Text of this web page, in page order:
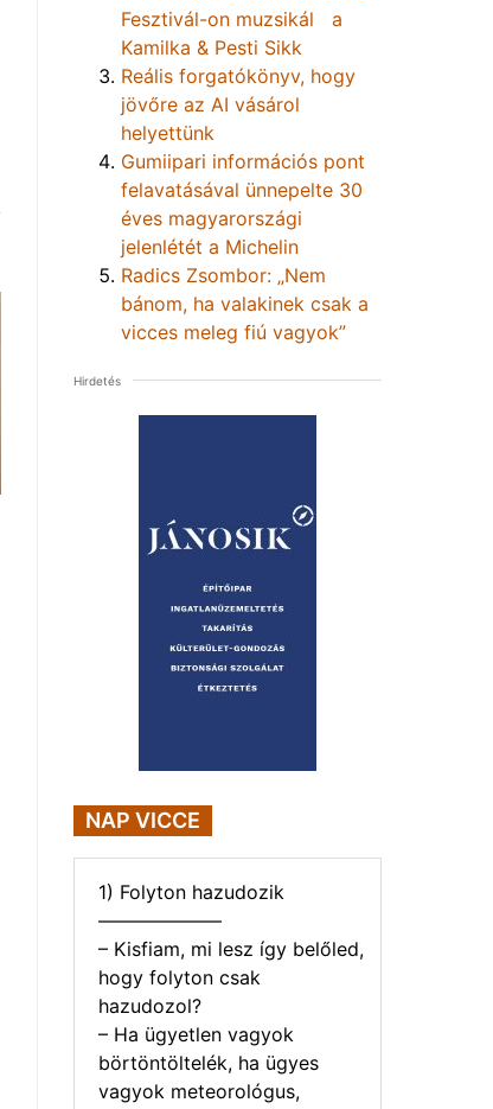
Fesztivál-on muzsikál a
Kamilka & Pesti Sikk
Reális forgatókönyv, hogy
jövőre az AI vásárol
helyettünk
Gumiipari információs pont
felavatásával ünnepelte 30
éves magyarországi
jelenlétét a Michelin
Radics Zsombor: „Nem
bánom, ha valakinek csak a
vicces meleg fiú vagyok”
Hirdetés
NAP VICCE
1) Folyton hazudozik
——————–
– Kisfiam, mi lesz így belőled,
hogy folyton csak
hazudozol?
– Ha ügyetlen vagyok
börtöntöltelék, ha ügyes
vagyok meteorológus,